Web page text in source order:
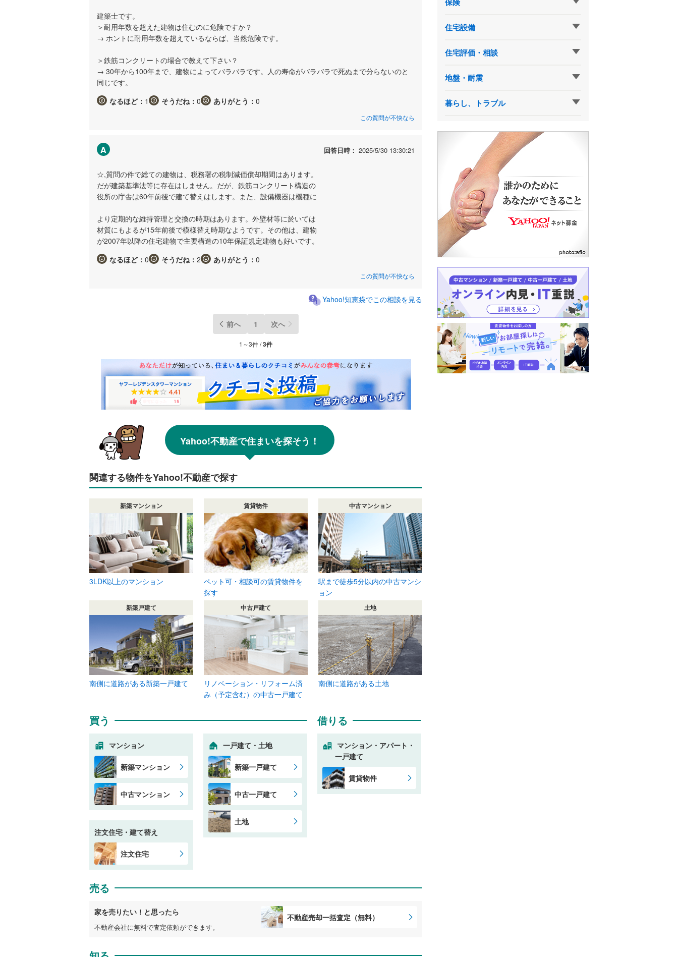
建築士です。
＞耐用年数を超えた建物は住むのに危険ですか？
→ ホントに耐用年数を超えているならば、当然危険です。
＞鉄筋コンクリートの場合で教えて下さい？
→ 30年から100年まで、建物によってバラバラです。人の寿命がバラバラで死ぬまで分らないのと
同じです。
なるほど： 1 そうだね： 0 ありがとう： 0
この質問が不快なら
A 回答日時： 2025/5/30 13:30:21
☆,質問の件で総ての建物は、税務署の税制減価償却期間はあります。
だが建築基準法等に存在はしません。だが、鉄筋コンクリート構造の
役所の庁舎は60年前後で建て替えはします。また、設備機器は機種に
より定期的な維持管理と交換の時期はあります。外壁材等に於いては
材質にもよるが15年前後で模様替え時期なようです。その他は、建物
が2007年以降の住宅建物で主要構造の10年保証規定建物も好いです。
なるほど： 0 そうだね： 2 ありがとう： 0
この質問が不快なら
Yahoo!知恵袋でこの相談を見る
前へ 1 次へ
1～3件 /3件
Yahoo!不動産で住まいを探そう！
関連する物件をYahoo!不動産で探す
新築マンション
3LDK以上のマンション
賃貸物件
ペット可・相談可の賃貸物件を
探す
中古マンション
駅まで徒歩5分以内の中古マンシ
ョン
新築戸建て
南側に道路がある新築一戸建て
中古戸建て
リノベーション・リフォーム済
み（予定含む）の中古一戸建て
土地
南側に道路がある土地
買う
マンション
新築マンション
中古マンション
注文住宅・建て替え
注文住宅
一戸建て・土地
新築一戸建て
中古一戸建て
土地
借りる
マンション・アパート・
一戸建て
賃貸物件
売る
家を売りたい！と思ったら
不動産会社に無料で査定依頼ができます。
不動産売却一括査定（無料）
住宅設備
住宅評価・相談
地盤・耐震
暮らし、トラブル